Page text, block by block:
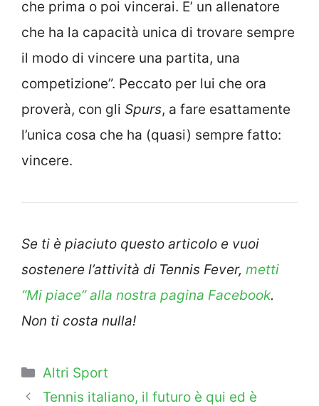
che prima o poi vincerai. E’ un allenatore
che ha la capacità unica di trovare sempre
il modo di vincere una partita, una
competizione”. Peccato per lui che ora
proverà, con gli Spurs, a fare esattamente
l’unica cosa che ha (quasi) sempre fatto:
vincere.
Se ti è piaciuto questo articolo e vuoi
sostenere l’attività di Tennis Fever, metti
“Mi piace” alla nostra pagina Facebook.
Non ti costa nulla!
Categorie
Altri Sport
Tennis italiano, il futuro è qui ed è